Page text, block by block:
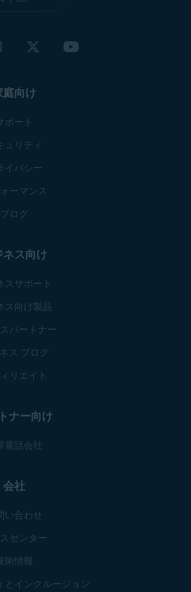
庭向け
ポート
ュリティ
イバシー
ーマンス
ブログ
ネス向け
スサポート
ス向け製品
パートナー
ス ブログ
リエイト
ナー向け
電話会社
会社
い合わせ
スセンター
術情報
とインクルージョン